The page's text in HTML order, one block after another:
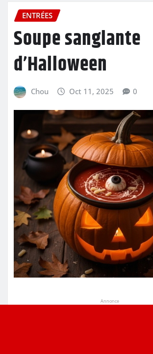
ENTRÉES
Soupe sanglante
d’Halloween
Chou Oct 11, 2025 0
Annonce